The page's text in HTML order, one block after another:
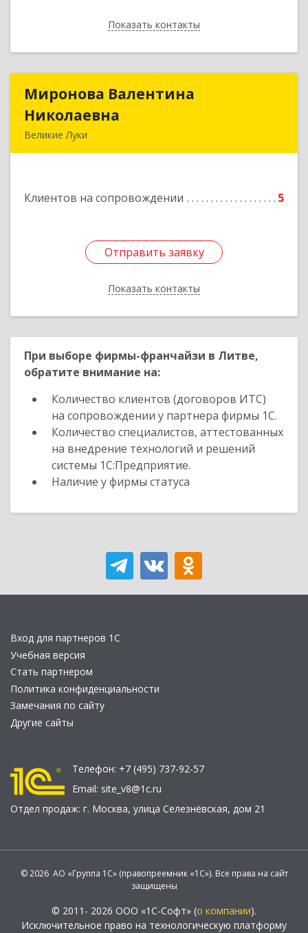
Показать контакты
Назад
Миронова Валентина
Николаевна
Великие Луки
Клиентов на сопровождении 5
Отправить заявку
Показать контакты
Миронова Валентина
Отправить заявку
Назад
При выборе фирмы-франчайзи в Литве,
обратите внимание на:
Количество клиентов (договоров ИТС)
на сопровождении у партнера фирмы 1С.
Количество специалистов, аттестованных
на внедрение технологий и решений
системы 1С:Предприятие.
Наличие у фирмы статуса
Вход для партнеров 1С
Учебная версия
Стать партнером
Политика конфиденциальности
Замечания по сайту
Другие сайты
Телефон: +7 (495) 737-92-57
Email: site_v8@1c.ru
Отдел продаж: г. Москва, улица Селезнёвская, дом 21
© 2026 АО «Группа 1С» (правопреемник «1С»). Все права на сайт
защищены
© 2011- 2026 ООО «1С-Софт» (о компании).
Исключительное право на технологическую платформу